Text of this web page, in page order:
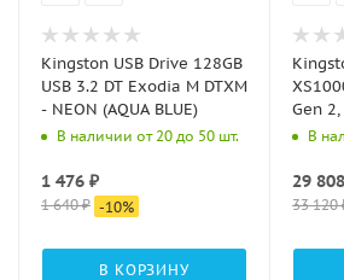
Kingston USB Drive 128GB
USB 3.2 DT Exodia M DTXM
- NEON (AQUA BLUE)
В наличии от 20 до 50 шт.
1 476 ₽
1 640₽ -10%
В КОРЗИНУ
Gen
В
29 808
33 120